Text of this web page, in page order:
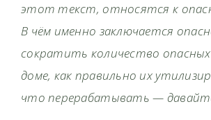
этот текст, относятся к
В чём именно заключается
сократить количество
доме, как правильно их
что перерабатывать —